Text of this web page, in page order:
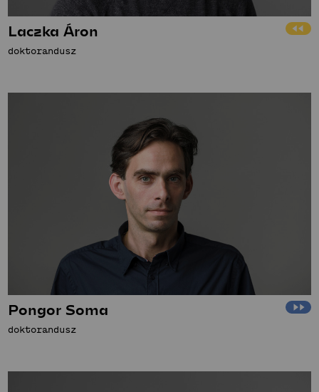
Laczka Áron
doktorandusz
Pongor Soma
doktorandusz